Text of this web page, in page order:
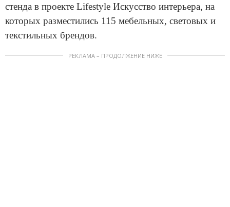
стенда в проекте Lifestyle Искусство интерьера, на
которых разместились 115 мебельных, световых и
текстильных брендов.
РЕКЛАМА – ПРОДОЛЖЕНИЕ НИЖЕ